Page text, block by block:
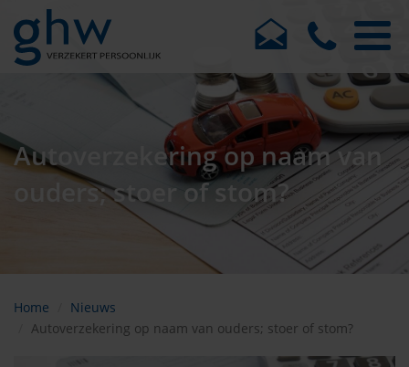
Autoverzekering op naam van
ouders; stoer of stom?
Home
Nieuws
Autoverzekering op naam van ouders; stoer of stom?